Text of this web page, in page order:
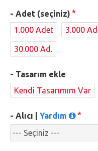
- Adet (seçiniz)
1.000 Adet
3.000
30.000 Ad.
- Tasarım ekle
Kendi Tasarımım Var
- Alıcı | Yardım